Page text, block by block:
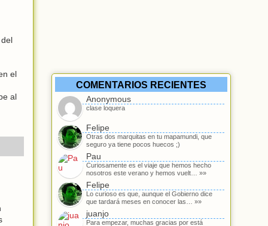
el
al
COMENTARIOS RECIENTES
Anonymous
clase loquera
Felipe
Otras dos marquitas en tu mapamundi, que
seguro ya tiene pocos huecos ;)
Pau
Curiosamente es el viaje que hemos hecho
nosotros este verano y hemos vuelt… »»
Felipe
Lo curioso es que, aunque el Gobierno dice
que tardará meses en conocer las… »»
juanjo
Para empezar, muchas gracias por está